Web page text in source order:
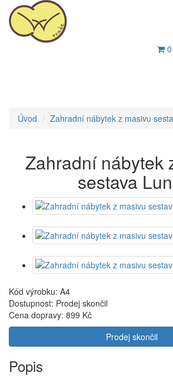
Úvod Zahradní nábytek z masivu
Zahradní nábytek
sestava
Kód výrobku: A4
Dostupnost: Prodej skončil
Cena dopravy: 899 Kč
Prodej skončil
Popis